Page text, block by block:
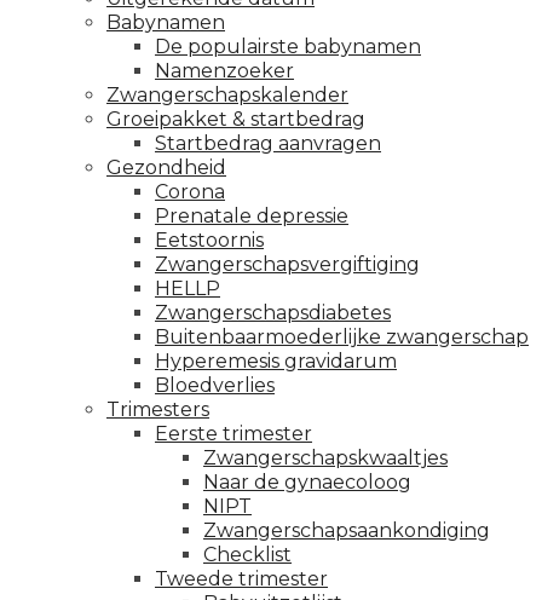
Babynamen
De populairste babynamen
Namenzoeker
Zwangerschapskalender
Groeipakket & startbedrag
Startbedrag aanvragen
Gezondheid
Corona
Prenatale depressie
Eetstoornis
Zwangerschapsvergiftiging
HELLP
Zwangerschapsdiabetes
Buitenbaarmoederlijke zwangerschap
Hyperemesis gravidarum
Bloedverlies
Trimesters
Eerste trimester
Zwangerschapskwaaltjes
Naar de gynaecoloog
NIPT
Zwangerschapsaankondiging
Checklist
Tweede trimester